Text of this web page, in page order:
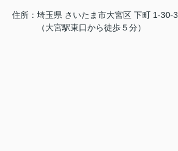
住所：埼玉県 さいたま市大宮区 下町 1-30-3
（大宮駅東口から徒歩５分）